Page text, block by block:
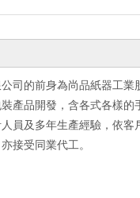
司的前身為尚品紙器工業
產品開發，含各式各樣的
員及多年生產經驗，依客
接受同業代工。